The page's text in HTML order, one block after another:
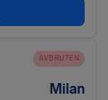
AVBRUTEN
Milan